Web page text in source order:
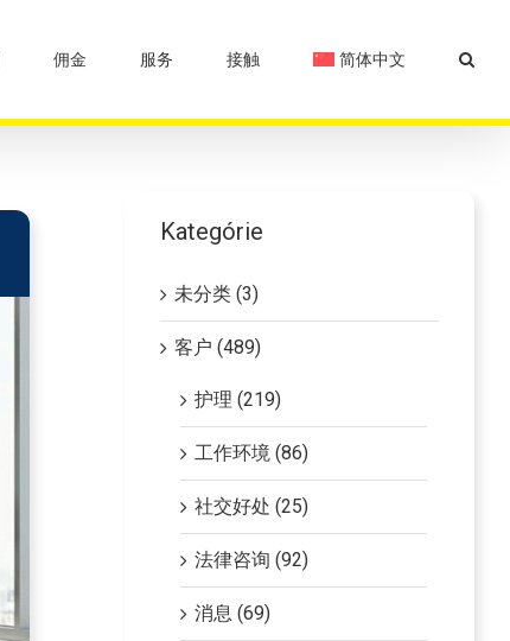
佣金 服务 接触 简体中文
Kategórie
未分类 (3)
客户 (489)
护理 (219)
工作环境 (86)
社交好处 (25)
法律咨询 (92)
消息 (69)